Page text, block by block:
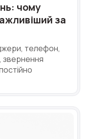
чому
за
телефон,
звернення